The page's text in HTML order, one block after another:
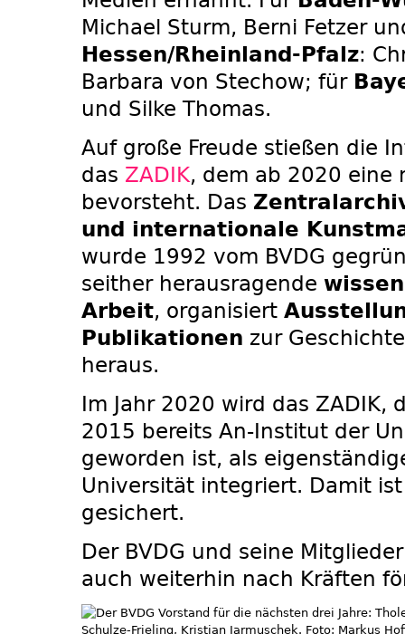
Michael Sturm, Berni Fetzer
Hessen/Rheinland-Pfalz:
Barbara von Stechow; für
und Silke Thomas.
Auf große Freude stießen die
das ZADIK, dem ab 2020 eine
bevorsteht. Das
und internationale
wurde 1992 vom BVDG
seither herausragende
Arbeit, organisiert
Publikationen zur
heraus.
Im Jahr 2020 wird das ZADIK,
2015 bereits An-Institut der
geworden ist, als
Universität integriert. Damit
gesichert.
Der BVDG und seine
auch weiterhin nach Kräften